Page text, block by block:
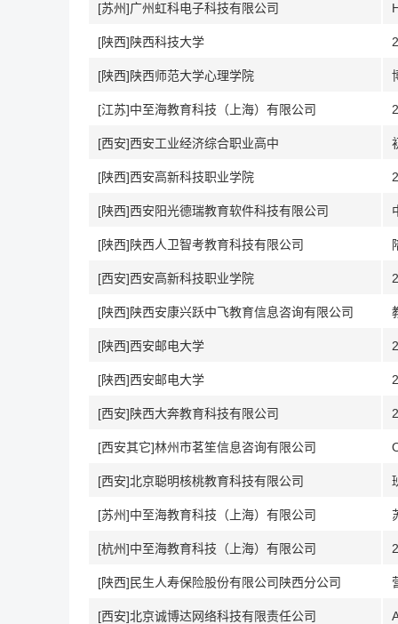
[苏州]广州虹科电子科技有限公司
[陕西]陕西科技大学
[陕西]陕西师范大学心理学院
[江苏]中至海教育科技（上海）有限公司
[西安]西安工业经济综合职业高中
[陕西]西安高新科技职业学院
[陕西]西安阳光德瑞教育软件科技有限公司
[陕西]陕西人卫智考教育科技有限公司
[西安]西安高新科技职业学院
[陕西]陕西安康兴跃中飞教育信息咨询有限公司
[陕西]西安邮电大学
[陕西]西安邮电大学
[西安]陕西大奔教育科技有限公司
[西安其它]林州市茗笙信息咨询有限公司
[西安]北京聪明核桃教育科技有限公司
[苏州]中至海教育科技（上海）有限公司
[杭州]中至海教育科技（上海）有限公司
[陕西]民生人寿保险股份有限公司陕西分公司
[西安]北京诚博达网络科技有限责任公司